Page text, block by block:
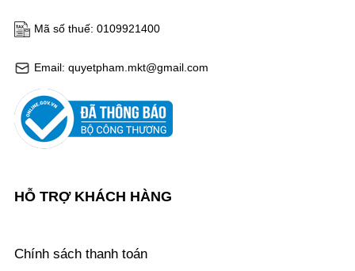
Email: quyetpham.mkt@gmail.com
Mã số thuế: 0109921400
HỖ TRỢ KHÁCH HÀNG
Chính sách thanh toán